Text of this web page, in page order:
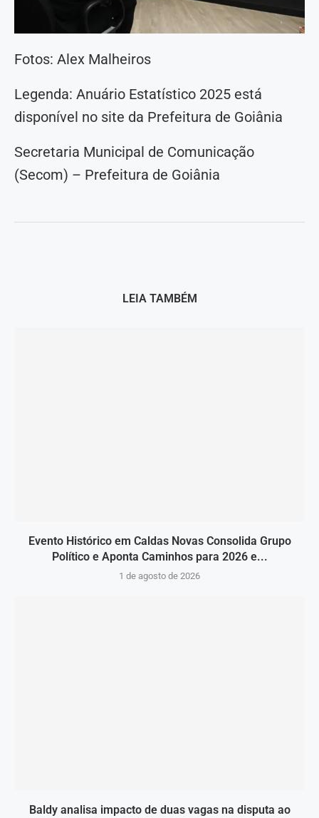
Fotos: Alex Malheiros
Legenda: Anuário Estatístico 2025 está
disponível no site da Prefeitura de Goiânia
Secretaria Municipal de Comunicação
(Secom) – Prefeitura de Goiânia
LEIA TAMBÉM
Evento Histórico em Caldas Novas Consolida Grupo
Político e Aponta Caminhos para 2026 e...
1 de agosto de 2026
Baldy analisa impacto de duas vagas na disputa ao